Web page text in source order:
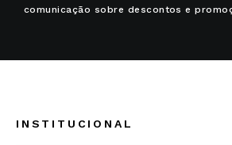
comunicação sobre descontos e
INSTITUCIONAL